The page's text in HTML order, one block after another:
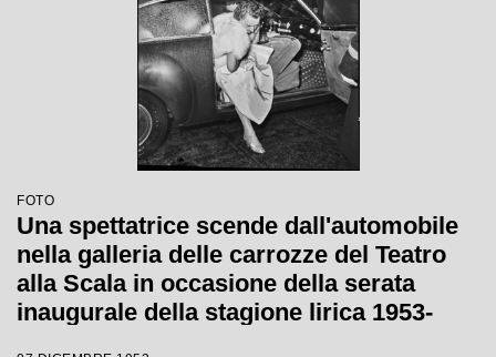
FOTO
Una spettatrice scende dall'automobile
nella galleria delle carrozze del Teatro
alla Scala in occasione della serata
inaugurale della stagione lirica 1953-